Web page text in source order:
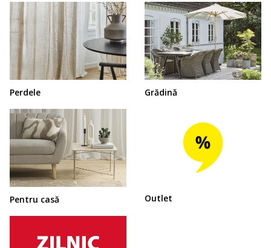
Perdele Grădină
Pentru casă Outlet